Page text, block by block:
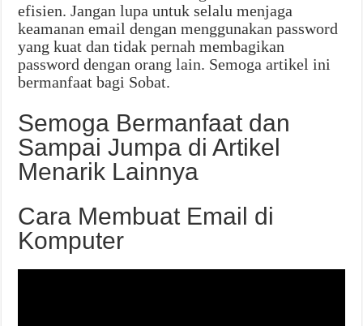
efisien. Jangan lupa untuk selalu menjaga
keamanan email dengan menggunakan password
yang kuat dan tidak pernah membagikan
password dengan orang lain. Semoga artikel ini
bermanfaat bagi Sobat.
Semoga Bermanfaat dan
Sampai Jumpa di Artikel
Menarik Lainnya
Cara Membuat Email di
Komputer